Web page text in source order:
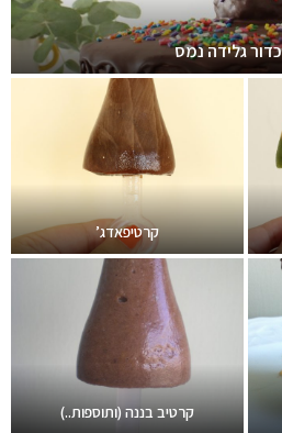
גלידה נמס
קרטיפאדג’
קרטיב בננה (ותוספות..)